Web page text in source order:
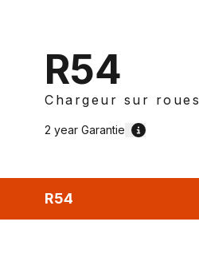
R54
Chargeur sur roues
2 year Garantie
R54